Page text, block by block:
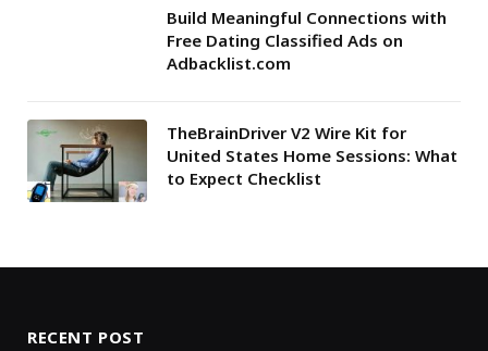
Build Meaningful Connections with
Free Dating Classified Ads on
Adbacklist.com
TheBrainDriver V2 Wire Kit for
United States Home Sessions: What
to Expect Checklist
RECENT POST